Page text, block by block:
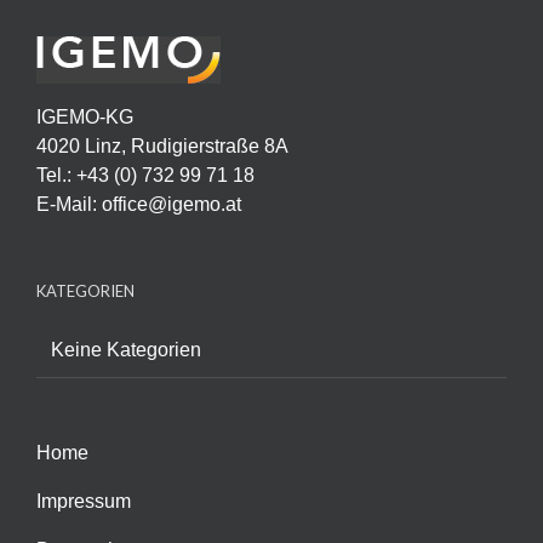
IGEMO-KG
4020 Linz, Rudigierstraße 8A
Tel.: +43 (0) 732 99 71 18
E-Mail: office@igemo.at
KATEGORIEN
Keine Kategorien
Home
Impressum